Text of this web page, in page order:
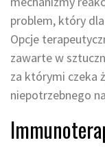
problem, który
Opcje
zawarte w
za którymi czeka
niepotrzebnego